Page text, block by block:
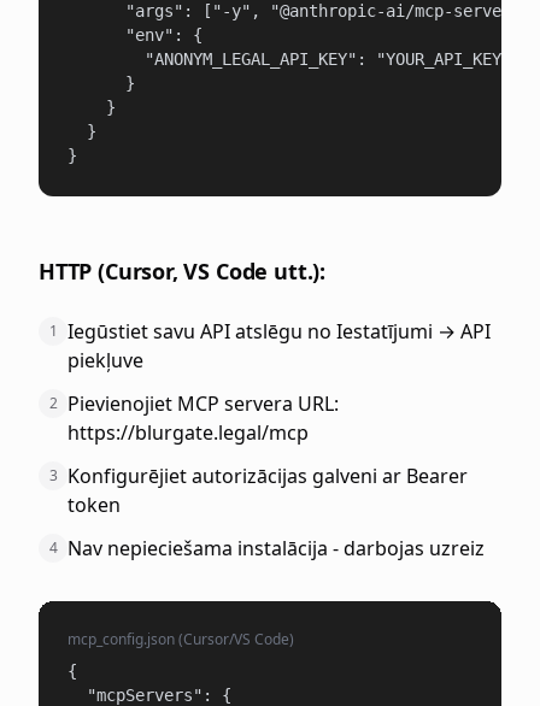
"args": ["-y", "@anthropic-ai/mcp-server-
      "env": {
        "ANONYM_LEGAL_API_KEY": "YOUR_API_KEY"
      }
    }
  }
}
HTTP (Cursor, VS Code utt.):
1 Iegūstiet savu API atslēgu no Iestatījumi → API
piekļuve
2 Pievienojiet MCP servera URL:
https://blurgate.legal/mcp
3 Konfigurējiet autorizācijas galveni ar Bearer
token
4 Nav nepieciešama instalācija - darbojas uzreiz
mcp_config.json (Cursor/VS Code)
{
  "mcpServers": {